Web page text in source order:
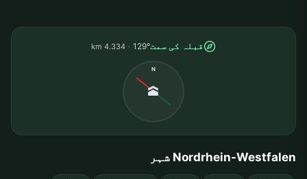
قبلہ کی سمت129°
4.334 km
N
🕋
Nordrhein-Westfalen شہر